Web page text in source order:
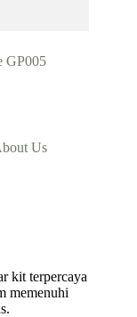
GP005
Us
kit terpercaya
memenuhi